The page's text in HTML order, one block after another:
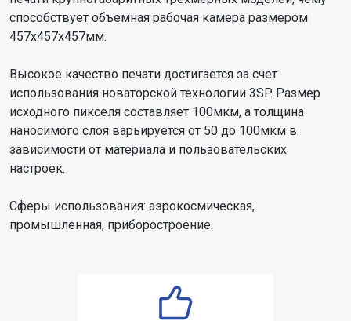
способствует объемная рабочая камера размером
457x457x457мм.
Высокое качество печати достигается за счет
использования новаторской технологии 3SP. Размер
исходного пикселя составляет 100мкм, а толщина
наносимого слоя варьируется от 50 до 100мкм в
зависимости от материала и пользовательских
настроек.
Сферы использования: аэрокосмическая,
промышленная, приборостроение.